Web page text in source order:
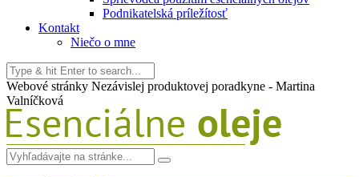
Podnikatelská príležítosť
Kontakt
Niečo o mne
Webové stránky Nezávislej produktovej poradkyne - Martina
Valníčková